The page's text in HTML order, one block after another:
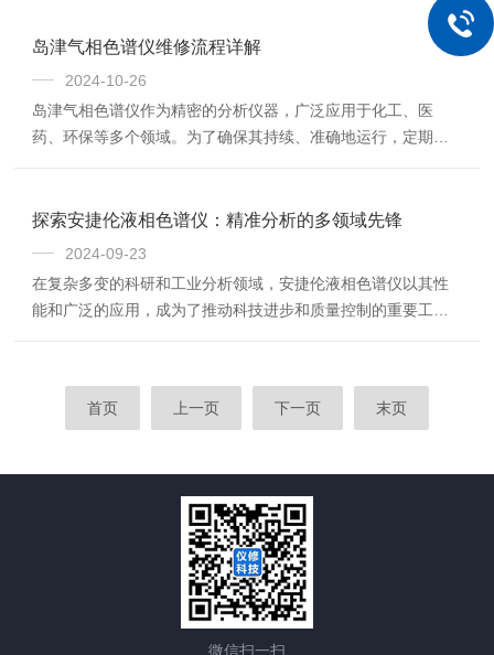
色谱仪”)便显得尤为重要。本文将深入探讨这款产品的优点及其
在电气安全领域的应用前景。一、PE气相色谱仪的优点实时监
力工程师及时采取措施，避免事故发生，有力保障了电力系统
的稳定运行。检测精准，可靠性高：气相...
岛津气相色谱仪维修流程详解
2024-10-26
岛津气相色谱仪作为精密的分析仪器，广泛应用于化工、医
药、环保等多个领域。为了确保其持续、准确地运行，定期的
一、日常维护日常维护是保持岛津气相色谱仪性能稳定的关
件保护：拆下的零件应放置在干净的纸上或托盘上，防止丢失
或污染。3.工具清洁：使用前确保工具干净，必要...
探索安捷伦液相色谱仪：精准分析的多领域先锋
2024-09-23
在复杂多变的科研和工业分析领域，安捷伦液相色谱仪以其性
能和广泛的应用，成为了推动科技进步和质量控制的重要工
挥关键作用。一、科研探索的得力助手在化学和生物科学的广
袤天地里，安捷伦液相色谱仪是科研伙伴。在有机化学领域，
更是大显身手，不仅用于生物大分子的分离与纯化，还深...
首页 上一页 下一页 末页
微信扫一扫